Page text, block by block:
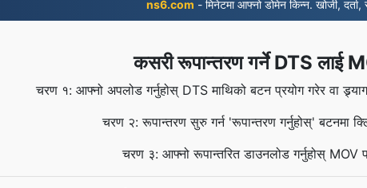
ns6.com - मिनेटमा आफ्नो डोमेन किन्न. खोजी,
कसरी रूपान्तरण गर्ने DTS लाई
चरण १: आफ्नो अपलोड गर्नुहोस् DTS माथिको बटन प्रयोग गरेर वा
चरण २: रूपान्तरण सुरु गर्न 'रूपान्तरण गर्नुहोस्' बटनमा
चरण ३: आफ्नो रूपान्तरित डाउनलोड गर्नुहोस् MOV